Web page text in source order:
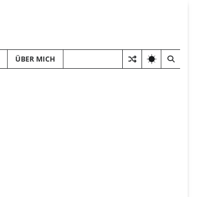
ÜBER MICH